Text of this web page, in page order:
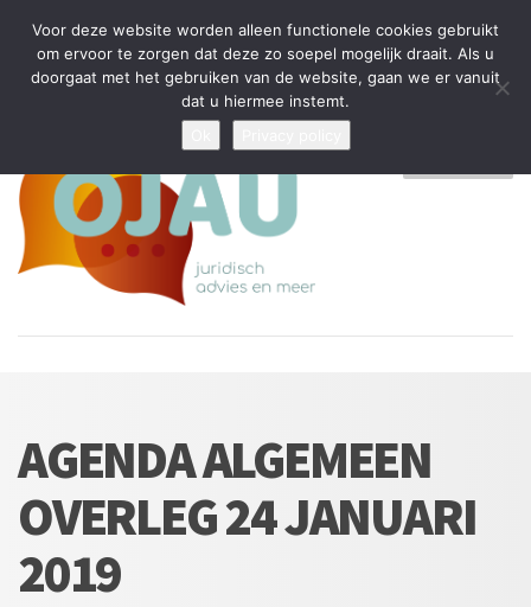
Tijdelijke stop: wegens drukte kan ik beperkt nieuwe zaken aannemen
en vragen beantwoorden
Algemene Voorwaarden
Disclaimer Privacybeleid
AGENDA ALGEMEEN
OVERLEG 24 JANUARI
2019
Voor deze website worden alleen functionele cookies gebruikt
om ervoor te zorgen dat deze zo soepel mogelijk draait. Als u
doorgaat met het gebruiken van de website, gaan we er vanuit
dat u hiermee instemt.